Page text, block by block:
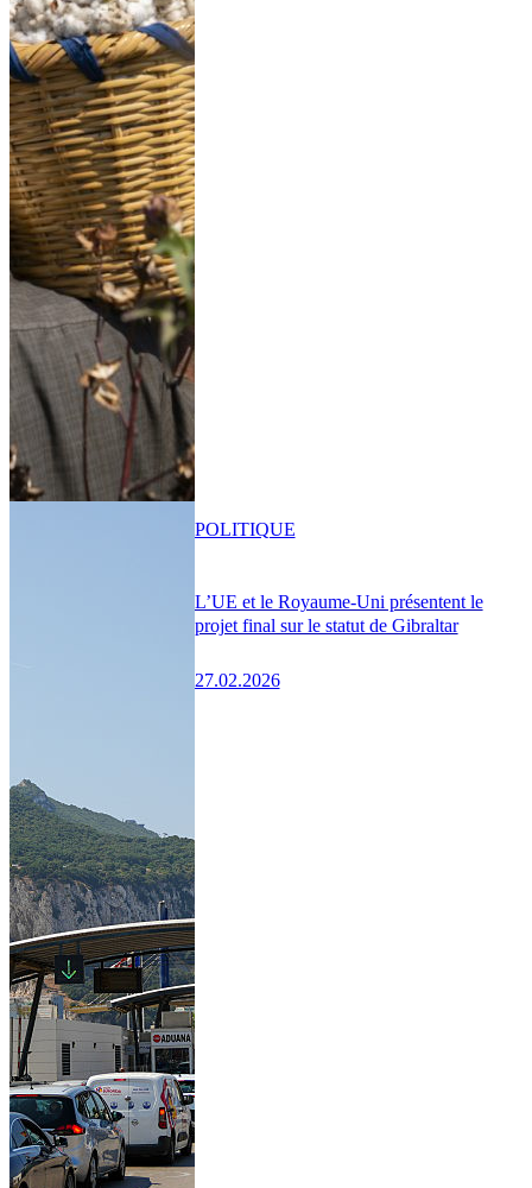
L’UE et le Royaume-Uni présentent le
projet final sur le statut de Gibraltar
27.02.2026
POLITIQUE